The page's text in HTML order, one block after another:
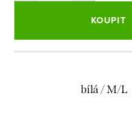
KOUPIT
bílá / M/L